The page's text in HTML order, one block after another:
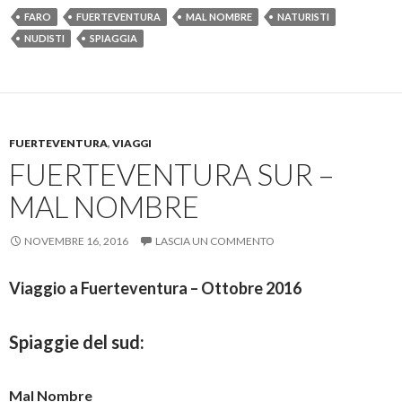
FARO FUERTEVENTURA MAL NOMBRE
NATURISTI
NUDISTI
SPIAGGIA
FUERTEVENTURA, VIAGGI
FUERTEVENTURA SUR –
MAL NOMBRE
NOVEMBRE 16, 2016 LASCIA UN COMMENTO
Viaggio a Fuerteventura – Ottobre 2016
Spiaggie del sud:
Mal Nombre